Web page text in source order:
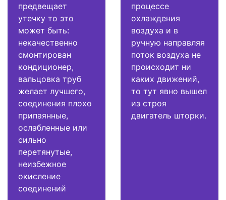
предвещает
утечку то это
может быть:
некачественно
смонтирован
кондиционер,
вальцовка труб
желает лучшего,
соединения плохо
припаянные,
ослабленные или
сильно
перетянутые,
неизбежное
окисление
соединений
процессе
охлаждения
воздуха и в
ручную направляя
поток воздуха не
происходит ни
каких движений,
то тут явно вышел
из строя
двигатель шторки.